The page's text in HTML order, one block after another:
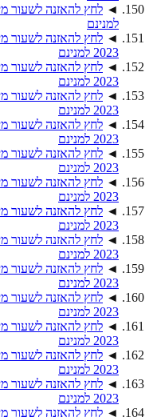
◄
למנינם
◄
2023 למנינם
◄
2023 למנינם
◄
2023 למנינם
◄
2023 למנינם
◄
2023 למנינם
◄
2023 למנינם
◄
2023 למנינם
◄
2023 למנינם
◄
2023 למנינם
◄
2023 למנינם
◄
2023 למנינם
◄
2023 למנינם
◄
2023 למנינם
◄